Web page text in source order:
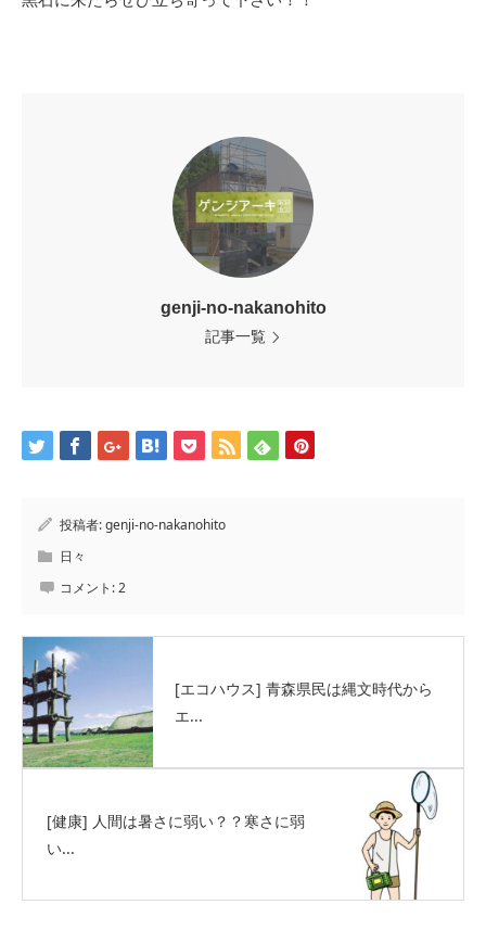
genji-no-nakanohito
記事一覧
投稿者:genji-no-nakanohito
日々
コメント:2
[エコハウス] 青森県民は縄文時代から
エ...
[健康] 人間は暑さに弱い？？寒さに弱
い...